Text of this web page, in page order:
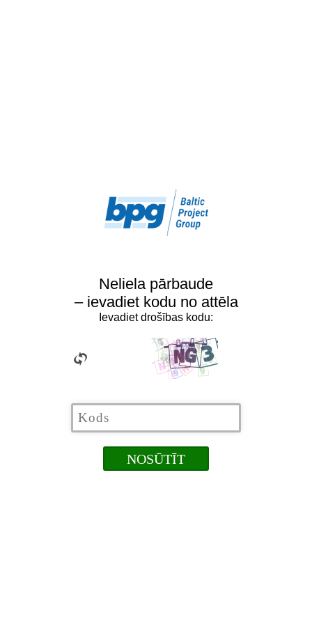
Neliela pārbaude
– ievadiet kodu no attēla
Ievadiet drošības kodu: